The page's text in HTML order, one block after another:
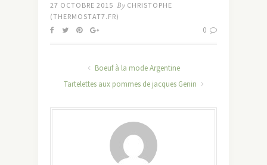
27 OCTOBRE 2015 By CHRISTOPHE
(THERMOSTAT7.FR)
0
Boeuf à la mode Argentine
Tartelettes aux pommes de jacques Genin